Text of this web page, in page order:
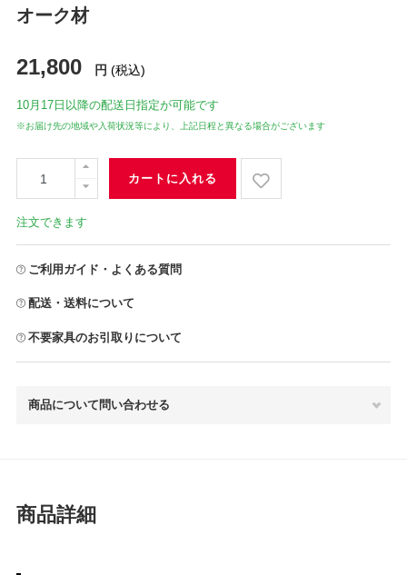
オーク材
21,800 円 (税込)
10月17日 以降の配送日指定が可能です
※お届け先の地域や入荷状況等により、上記日程と異なる場合がございます
カートに入れる
注文できます
ご利用ガイド・よくある質問
配送・送料について
不要家具のお引取りについて
商品について問い合わせる
商品詳細